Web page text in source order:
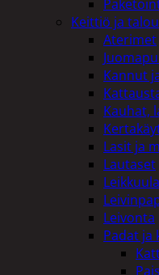
Keittiö ja
Aterimet
Kannut
Kauhat,
Lasit ja
Lautaset
Leivonta
Padat ja